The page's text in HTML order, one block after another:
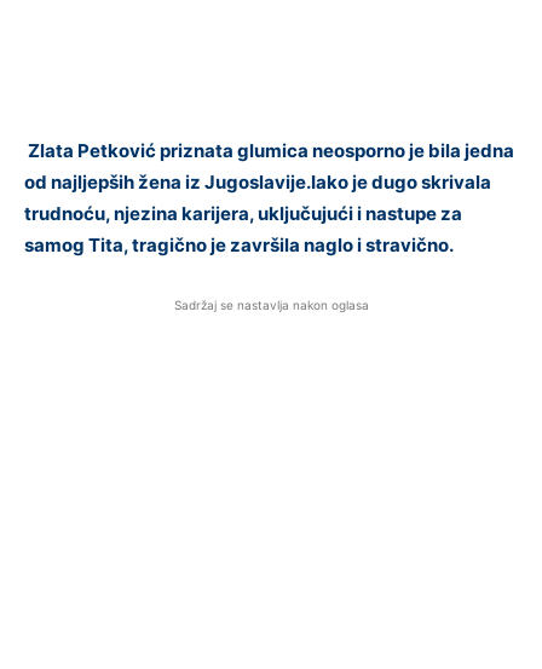
Zlata Petković priznata glumica neosporno je bila jedna
od najljepših žena iz Jugoslavije.Iakoje dugo skrivala
trudnoću, njezina karijera, uključujući i nastupe za
samog Tita, tragično je završila naglo i stravično.
Sadržaj se nastavlja nakon oglasa